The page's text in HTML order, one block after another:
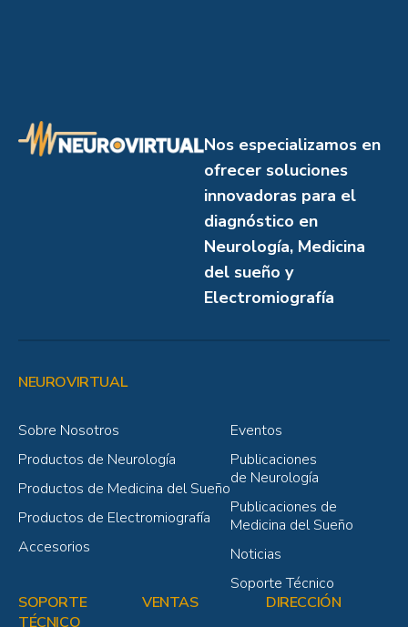
Nos especializamos en
ofrecer soluciones
innovadoras para el
diagnóstico en
Neurología, Medicina
del sueño y
Electromiografía
NEUROVIRTUAL
Sobre Nosotros
Productos de Neurología
Productos de Medicina del Sueño
Productos de Electromiografía
Accesorios
Eventos
Publicaciones
de Neurología
Publicaciones de
Medicina del Sueño
Noticias
Soporte Técnico
SOPORTE
TÉCNICO
VENTAS DIRECCIÓN